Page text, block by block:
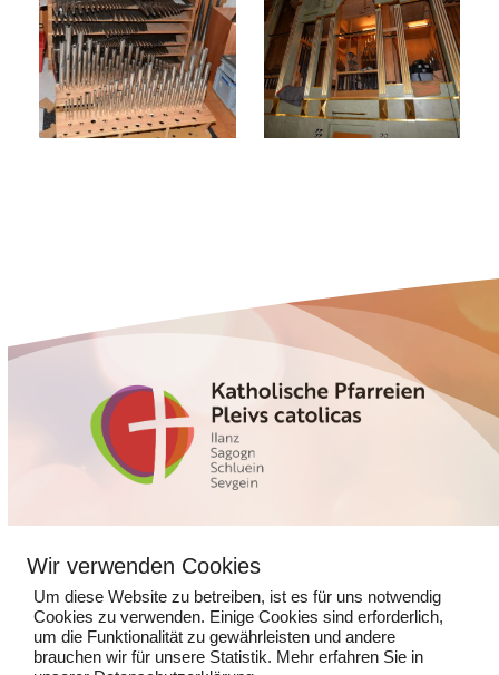
7130 Ilanz
081 925 14 13
kathpfarramtilanz@kns.ch
Wir verwenden Cookies
Um diese Website zu betreiben, ist es für uns notwendig
Cookies zu verwenden. Einige Cookies sind erforderlich,
um die Funktionalität zu gewährleisten und andere
brauchen wir für unsere Statistik. Mehr erfahren Sie in